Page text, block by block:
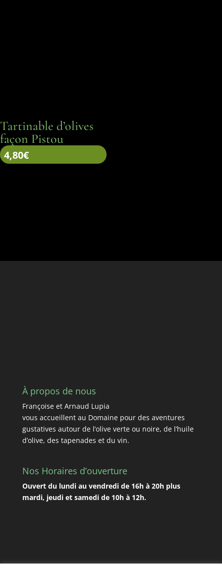
Tartinable d’olives
façon Pistou
4,80€
À propos de nous
Françoise et Arnaud Lupia
vous accueillent au Domaine pour des aventures
gustatives autour de l’olive verte ou noire, de l’huile
d’olive, des tapenades et du vin.
Nos Horaires d’ouverture
Ouvert du lundi au vendredi de 16h à 20h plus
mardi, jeudi et samedi de 10h à 12h.